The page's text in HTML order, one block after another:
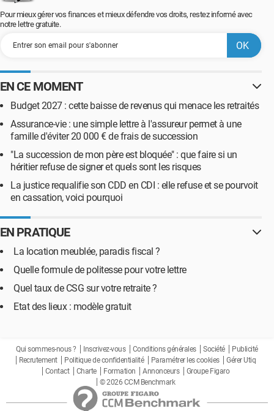
Pour mieux gérer vos finances et mieux défendre vos droits, restez informé avec
notre lettre gratuite.
EN CE MOMENT
Budget 2027 : cette baisse de revenus qui menace les retraités
Assurance-vie : une simple lettre à l'assureur permet à une
famille d'éviter 20 000 € de frais de succession
"La succession de mon père est bloquée" : que faire si un
héritier refuse de signer et quels sont les risques
La justice requalifie son CDD en CDI : elle refuse et se pourvoit
en cassation, voici pourquoi
EN PRATIQUE
La location meublée, paradis fiscal ?
Quelle formule de politesse pour votre lettre
Quel taux de CSG sur votre retraite ?
Etat des lieux : modèle gratuit
Qui sommes-nous ? Inscrivez-vous Conditions générales Société
Publicité
Recrutement
Politique de confidentialité Paramétrer les cookies
Gérer Utiq
Contact
Charte Formation Annonceurs
Groupe Figaro
© 2026 CCM Benchmark